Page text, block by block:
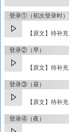
登录①（初次登录时）
【原文】待补充
登录②（早）
【原文】待补充
登录③（昼）
【原文】待补充
登录④（夜）